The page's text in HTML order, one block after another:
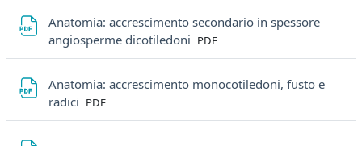
Anatomia: accrescimento secondario in spessore
angiosperme dicotiledoni File
PDF
Anatomia: accrescimento monocotiledoni, fusto e
radici File
PDF